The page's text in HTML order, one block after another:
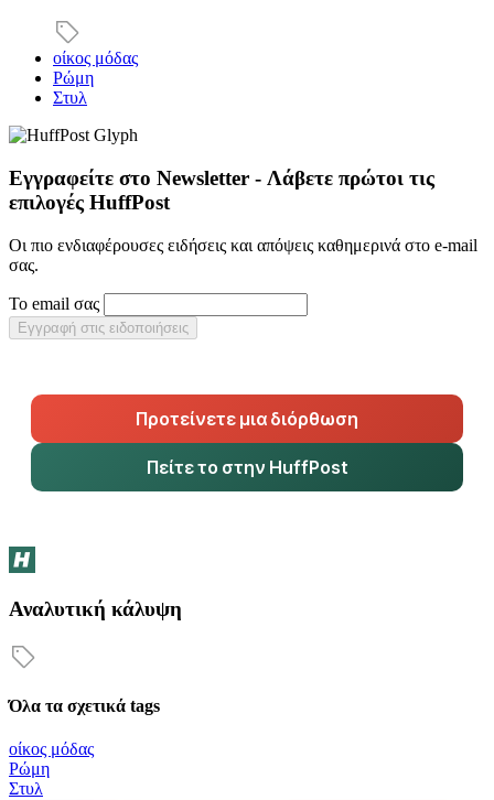
οίκος μόδας
Ρώμη
Στυλ
Εγγραφείτε στο Newsletter - Λάβετε πρώτοι τις
επιλογές HuffPost
Οι πιο ενδιαφέρουσες ειδήσεις και απόψεις καθημερινά στο e-mail
σας.
Το email σας
Εγγραφή στις ειδοποιήσεις
Προτείνετε μια διόρθωση
Πείτε το στην HuffPost
Αναλυτική κάλυψη
Όλα τα σχετικά tags
οίκος μόδας
Ρώμη
Στυλ